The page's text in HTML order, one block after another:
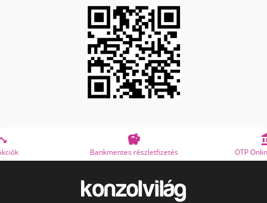
Bankmentes részletfizetés OTP Online Áruhitel